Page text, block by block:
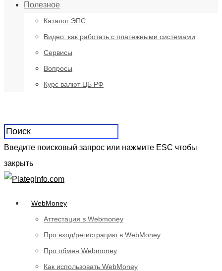
Полезное
Каталог ЭПС
Видео: как работать с платежными системами
Сервисы
Вопросы
Курс валют ЦБ РФ
Введите поисковый запрос или нажмите ESC чтобы
закрыть
WebMoney
Аттестация в Webmoney
Про вход/регистрацию в WebMoney
Про обмен Webmoney
Как использовать WebMoney